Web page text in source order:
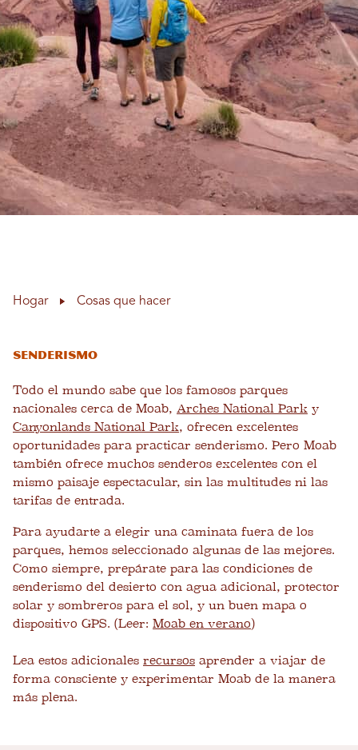
Hogar Cosas que hacer
Senderismo
Todo el mundo sabe que los famosos parques
nacionales cerca de Moab, Arches National Park y
Canyonlands National Park, ofrecen excelentes
oportunidades para practicar senderismo. Pero Moab
también ofrece muchos senderos excelentes con el
mismo paisaje espectacular, sin las multitudes ni las
tarifas de entrada.
Para ayudarte a elegir una caminata fuera de los
parques, hemos seleccionado algunas de las mejores.
Como siempre, prepárate para las condiciones de
senderismo del desierto con agua adicional, protector
solar y sombreros para el sol, y un buen mapa o
dispositivo GPS. (Leer: Moab en verano)
Lea estos adicionales recursos aprender a viajar de
forma consciente y experimentar Moab de la manera
más plena.